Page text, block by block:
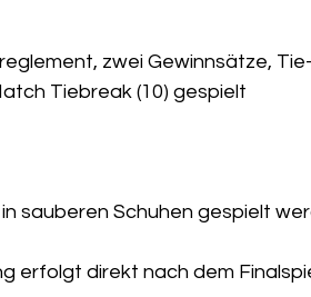
zwei Gewinnsätze,
Tiebreak (10) gespielt
sauberen Schuhen gespielt
erfolgt direkt nach dem